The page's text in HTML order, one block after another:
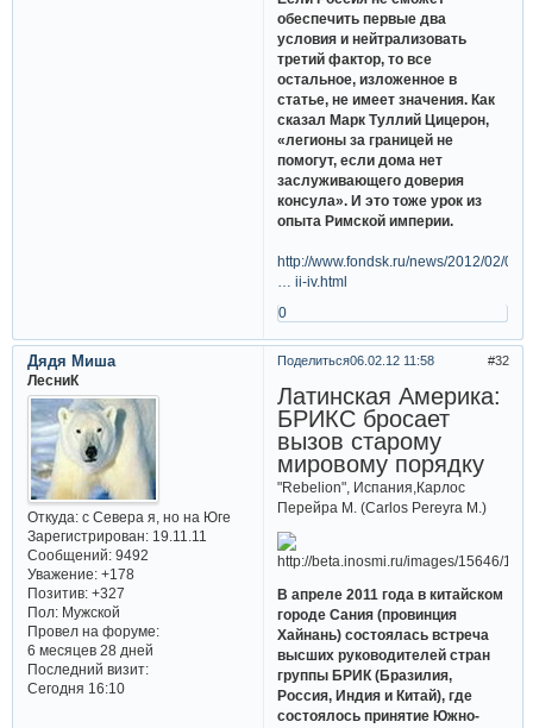
обеспечить первые два
условия и нейтрализовать
третий фактор, то все
остальное, изложенное в
статье, не имеет значения. Как
сказал Марк Туллий Цицерон,
«легионы за границей не
помогут, если дома нет
заслуживающего доверия
консула». И это тоже урок из
опыта Римской империи.
http://www.fondsk.ru/news/2012/02/05/
… ii-iv.html
0
Поделиться 32
06.02.12 11:58
Дядя Миша
ЛесниК
Откуда:с Севера я, но на Юге
Зарегистрирован: 19.11.11
Сообщений:9492
Уважение: +178
Позитив: +327
Пол:Мужской
Провел на форуме:
6 месяцев 28 дней
Последний визит:
Сегодня 16:10
Латинская Америка:
БРИКС бросает
вызов старому
мировому порядку
"Rebelion", Испания,Карлос
Перейра М. (Carlos Pereyra M.)
В апреле 2011 года в китайском
городе Сания (провинция
Хайнань) состоялась встреча
высших руководителей стран
группы БРИК (Бразилия,
Россия, Индия и Китай), где
состоялось принятие Южно-